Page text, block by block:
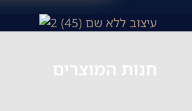
חנות המוצרים